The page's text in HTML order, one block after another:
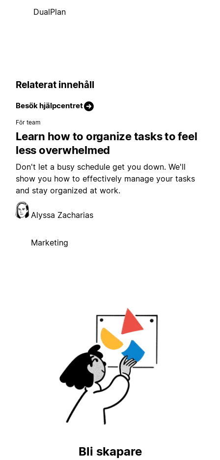
DualPlan
Relaterat innehåll
Besök hjälpcentret
För team
Learn how to organize tasks to feel
less overwhelmed
Don't let a busy schedule get you down. We'll
show you how to effectively manage your tasks
and stay organized at work.
Alyssa Zacharias
Marketing
Bli skapare